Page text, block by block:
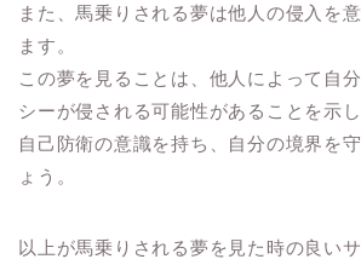
また、馬乗りされる夢は他人の侵入を
ます。
この夢を見ることは、他人によって自
シーが侵される可能性があることを示し
自己防衛の意識を持ち、自分の境界を
ょう。
以上が馬乗りされる夢を見た時の良い